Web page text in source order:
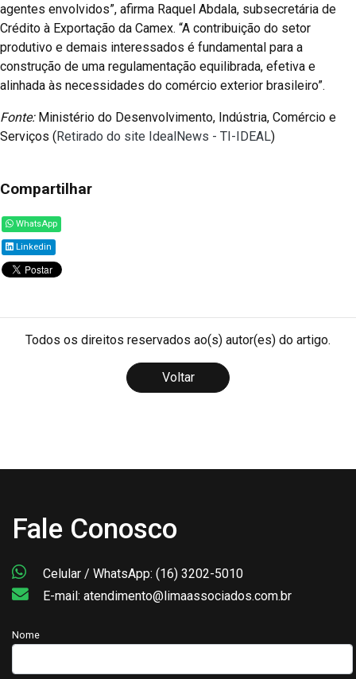
agentes envolvidos”, afirma Raquel Abdala, subsecretária de
Crédito à Exportação da Camex. “A contribuição do setor
produtivo e demais interessados é fundamental para a
construção de uma regulamentação equilibrada, efetiva e
alinhada às necessidades do comércio exterior brasileiro”.
Fonte:Ministério do Desenvolvimento, Indústria, Comércio e
Serviços (Retirado do site IdealNews - TI-IDEAL)
Compartilhar
WhatsApp
Linkedin
Todos os direitos reservados ao(s) autor(es) do artigo.
Voltar
Fale Conosco
Celular / WhatsApp: (16) 3202-5010
E-mail: atendimento@limaassociados.com.br
Nome